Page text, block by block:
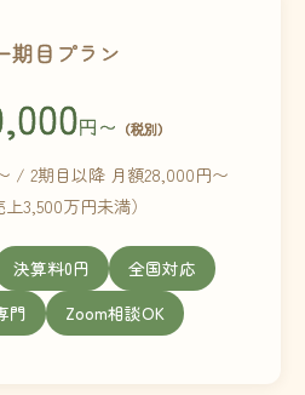
期目プラン
円〜 （税別）
/ 2期目以降 月額28,000円〜
上3,500万円未満）
決算料0円
全国対応
門
Zoom相談OK